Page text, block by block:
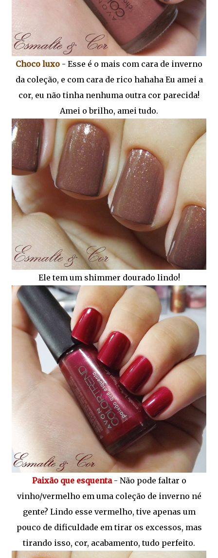
Choco luxo - Esse é o mais com cara de inverno
da coleção, e com cara de rico hahaha Eu amei a
cor, eu não tinha nenhuma outra cor parecida!
Amei o brilho, amei tudo.
Ele tem um shimmer dourado lindo!
Paixão que esquenta - Não pode faltar o
vinho/vermelho em uma coleção de inverno né
gente? Lindo esse vermelho, tive apenas um
pouco de dificuldade em tirar os excessos, mas
tirando isso, cor, acabamento, tudo perfeito.